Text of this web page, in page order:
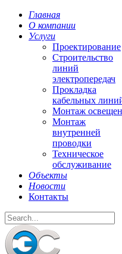
Главная
О компании
Услуги
Проектирование
Строительство
линий
электропередач
Прокладка
кабельных
Монтаж
Монтаж
внутренней
проводки
Техническое
обслуживание
Объекты
Новости
Контакты